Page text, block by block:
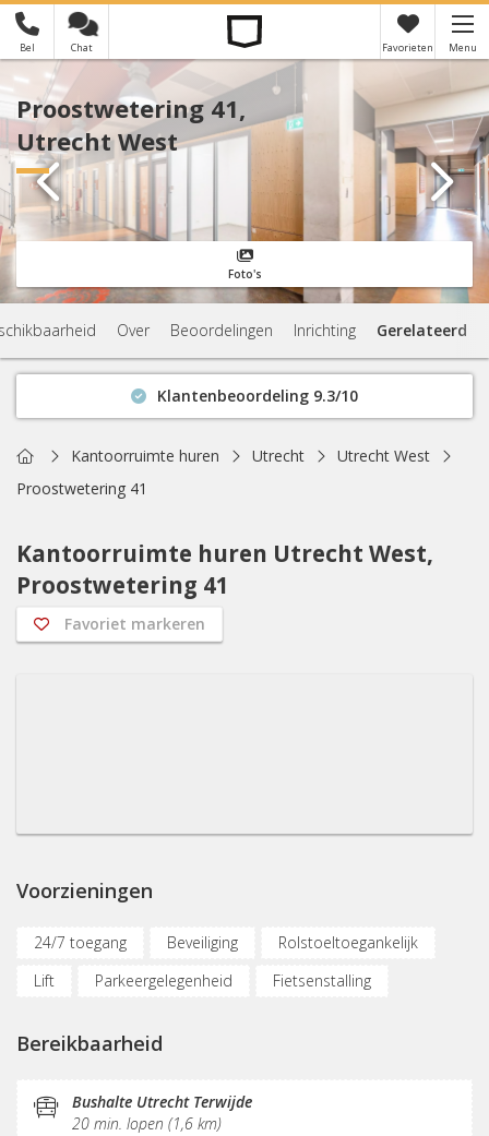
Bel Chat Favorieten Menu
Je hebt nog geen favorieten ×
Proostwetering 41,
Utrecht West
Foto's
Over Beoordelingen Inrichting Gerelateerd
Klantenbeoordeling 9.3/10
Actuele beschikbaarheid
HomeKantoorruimte huren Utrecht
Utrecht West
Proostwetering 41
Kantoorruimte huren Utrecht West,
Proostwetering 41
Favoriet markeren
Voorzieningen
24/7 toegang Beveiliging
Rolstoeltoegankelijk
Lift
Parkeergelegenheid
Fietsenstalling
Opslagruimte
KVK-inschrijving
Sociaal hart
Bereikbaarheid
Bushalte Utrecht Terwijde
20 min. lopen (1,6 km)